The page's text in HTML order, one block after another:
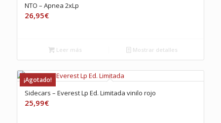
NTO – Apnea 2xLp
26,95€
Leer más Mostrar detalles
¡Agotado!
Sidecars – Everest Lp Ed. Limitada vinilo rojo
25,99€